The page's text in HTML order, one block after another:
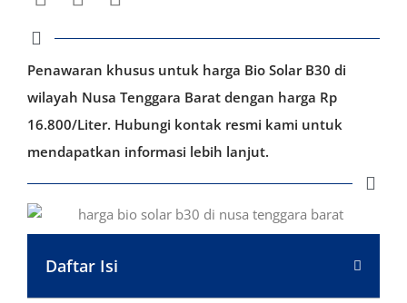
Penawaran khusus untuk harga Bio Solar B30 di
wilayah Nusa Tenggara Barat dengan harga Rp
16.800/Liter. Hubungi kontak resmi kami untuk
mendapatkan informasi lebih lanjut.
Daftar Isi